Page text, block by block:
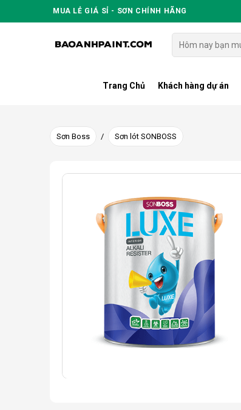
to
MUA LẺ GIÁ SỈ - SƠN CHÍNH HÃNG
Tìm
kiếm:
Trang Chủ Khách hàng dự án
Sơn Boss / Sơn lót SONBOSS